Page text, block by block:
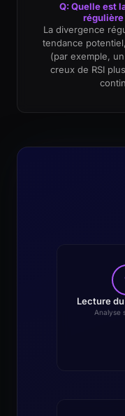
Q: Quelle est
La divergence
tendance
(par exemple,
creux de RSI
Lecture
Analyse